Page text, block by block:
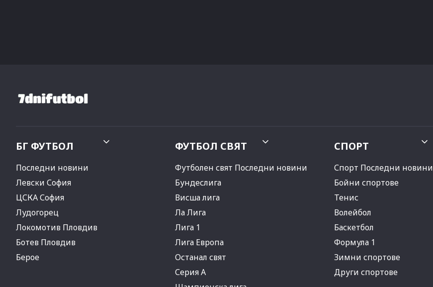
БГ ФУТБОЛ
Последни новини
Левски София
ЦСКА София
Лудогорец
Локомотив Пловдив
Ботев Пловдив
Берое
ФУТБОЛ СВЯТ
Футболен свят Последни новини
Бундеслига
Висша лига
Ла Лига
Лига 1
Лига Европа
Останал свят
Серия А
СПОРТ
Спорт Последни новини
Бойни спортове
Тенис
Волейбол
Баскетбол
Формула 1
Зимни спортове
Други спортове